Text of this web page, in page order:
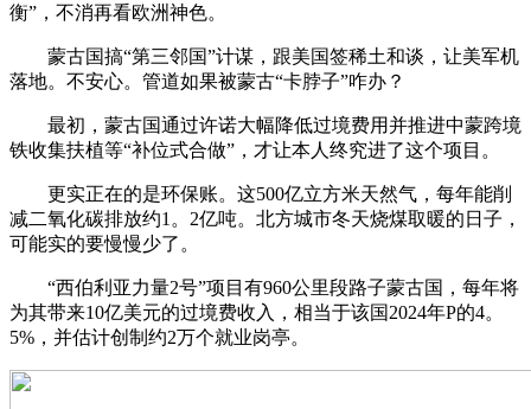
衡”，不消再看欧洲神色。
蒙古国搞“第三邻国”计谋，跟美国签稀土和谈，让美军机
落地。不安心。管道如果被蒙古“卡脖子”咋办？
最初，蒙古国通过许诺大幅降低过境费用并推进中蒙跨境
铁收集扶植等“补位式合做”，才让本人终究进了这个项目。
更实正在的是环保账。这500亿立方米天然气，每年能削
减二氧化碳排放约1。2亿吨。北方城市冬天烧煤取暖的日子，
可能实的要慢慢少了。
“西伯利亚力量2号”项目有960公里段路子蒙古国，每年将
为其带来10亿美元的过境费收入，相当于该国2024年P的4。
5%，并估计创制约2万个就业岗亭。